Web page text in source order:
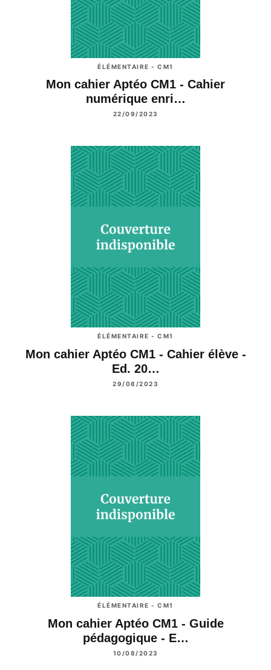
ÉLÉMENTAIRE - CM1
Mon cahier Aptéo CM1 - Cahier
numérique enri…
22/09/2023
ÉLÉMENTAIRE - CM1
Mon cahier Aptéo CM1 - Cahier élève -
Ed. 20…
29/08/2023
ÉLÉMENTAIRE - CM1
Mon cahier Aptéo CM1 - Guide
pédagogique - E…
10/08/2023